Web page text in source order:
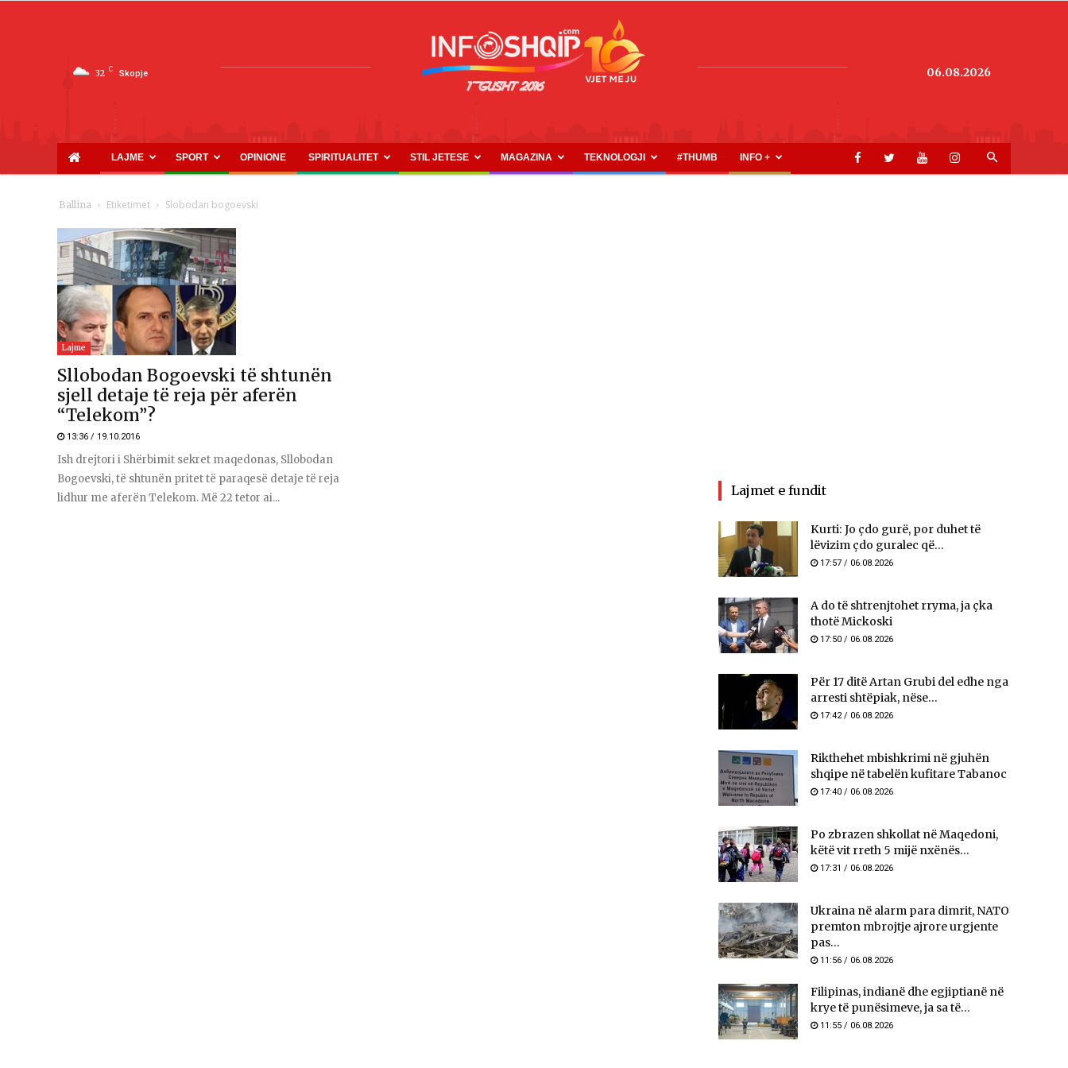
32 C Skopje
INFOSHQIP.COM
06.08.2026
LAJME SPORT OPINIONE SPIRITUALITET STIL JETESE MAGAZINA TEKNOLOGJI #THUMB INFO +
Ballina Etiketimet Slobodan bogoevski
Lajme
Sllobodan Bogoevski të shtunën
sjell detaje të reja për aferën
“Telekom”?
13:36 / 19.10.2016
Ish drejtori i Shërbimit sekret maqedonas, Sllobodan
Bogoevski, të shtunën pritet të paraqesë detaje të reja
lidhur me aferën Telekom. Më 22 tetor ai...
Lajmet e fundit
Kurti: Jo çdo gurë, por duhet të
lëvizim çdo guralec që...
17:57 / 06.08.2026
A do të shtrenjtohet rryma, ja çka
thotë Mickoski
17:50 / 06.08.2026
Për 17 ditë Artan Grubi del edhe nga
arresti shtëpiak, nëse...
17:42 / 06.08.2026
Rikthehet mbishkrimi në gjuhën
shqipe në tabelën kufitare Tabanoc
17:40 / 06.08.2026
Po zbrazen shkollat në Maqedoni,
këtë vit rreth 5 mijë nxënës...
17:31 / 06.08.2026
Ukraina në alarm para dimrit, NATO
premton mbrojtje ajrore urgjente
pas...
11:56 / 06.08.2026
Filipinas, indianë dhe egjiptianë në
krye të punësimeve, ja sa të...
11:55 / 06.08.2026